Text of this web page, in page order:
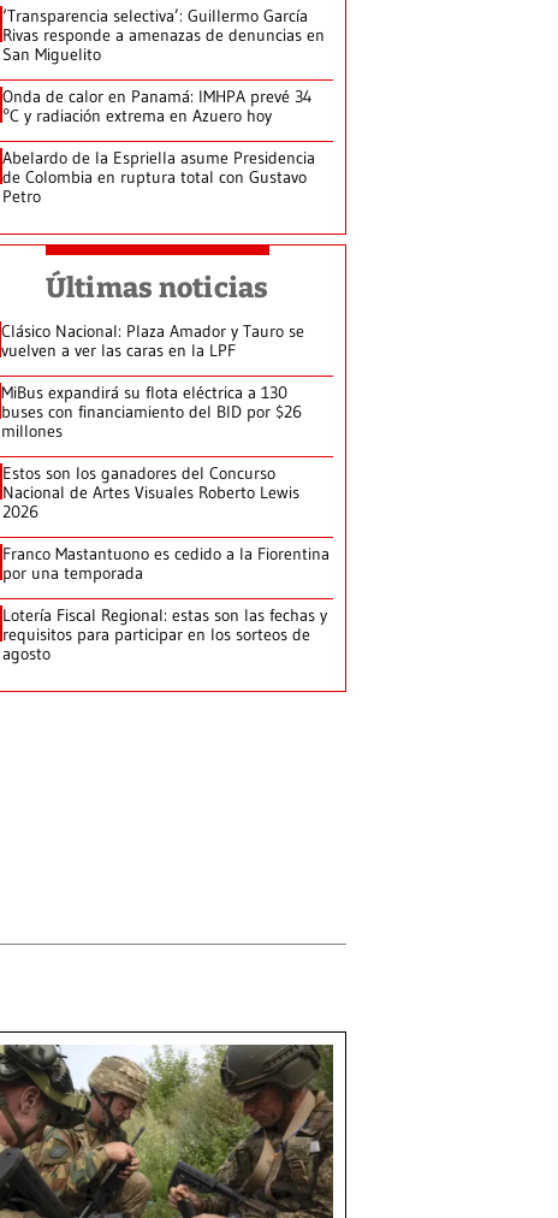
‘Transparencia selectiva’: Guillermo García
Rivas responde a amenazas de denuncias en
San Miguelito
Onda de calor en Panamá: IMHPA prevé 34
°C y radiación extrema en Azuero hoy
Abelardo de la Espriella asume Presidencia
de Colombia en ruptura total con Gustavo
Petro
Últimas noticias
Clásico Nacional: Plaza Amador y Tauro se
vuelven a ver las caras en la LPF
MiBus expandirá su flota eléctrica a 130
buses con financiamiento del BID por $26
millones
Estos son los ganadores del Concurso
Nacional de Artes Visuales Roberto Lewis
2026
Franco Mastantuono es cedido a la Fiorentina
por una temporada
Lotería Fiscal Regional: estas son las fechas y
requisitos para participar en los sorteos de
agosto